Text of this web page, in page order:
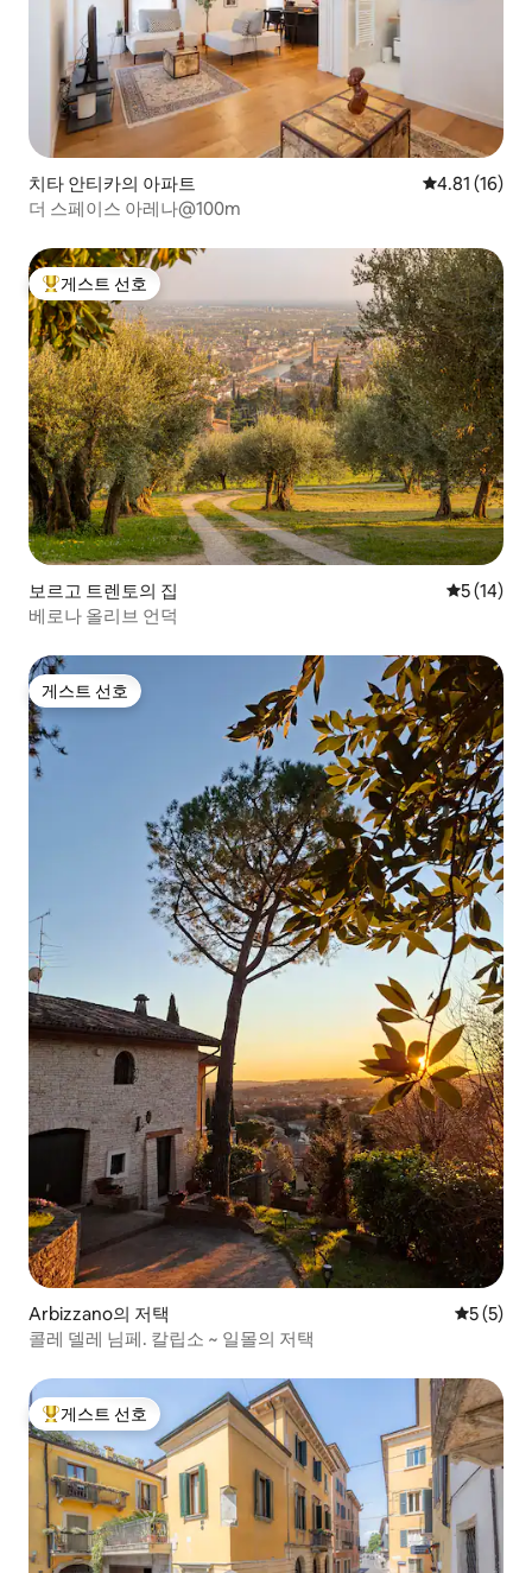
치타 안티카의 아파트 평점 4.81점
4.81 (16)
더 스페이스 아레나@100m
상위 게스트 선호
게스트 선호
보르고 트렌토의 집 평점 5점
5 (14)
베로나 올리브 언덕
게스트 선호
게스트 선호
Arbizzano의 저택 평점 5점
5 (5)
콜레 델레 님페. 칼립소 ~ 일몰의 저택
상위 게스트 선호
게스트 선호